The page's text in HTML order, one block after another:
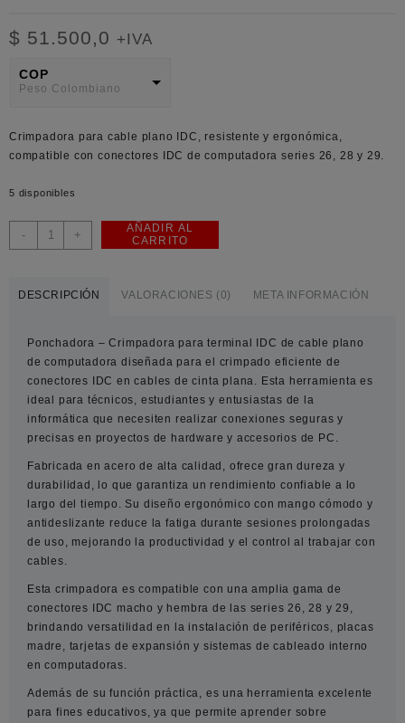
$ 51.500,0 +IVA
COP
Peso Colombiano
American Dollar
Crimpadora para cable plano IDC, resistente y ergonómica,
compatible con conectores IDC de computadora series 26, 28 y 29.
5 disponibles
-
Ponchadora
–
de
cable
plano
de
computadora
cantidad
+
AÑADIR AL
CARRITO
DESCRIPCIÓN VALORACIONES (0) META INFORMACIÓN
Ponchadora – Crimpadora para terminal IDC de cable plano
de computadora diseñada para el crimpado eficiente de
conectores IDC en cables de cinta plana. Esta herramienta es
ideal para técnicos, estudiantes y entusiastas de la
informática que necesiten realizar conexiones seguras y
precisas en proyectos de hardware y accesorios de PC.
Fabricada enacero de alta calidad
, ofrece gran dureza y
durabilidad, lo que garantiza un rendimiento confiable a lo
largo del tiempo. Su diseño ergonómico con mango cómodo y
antideslizante reduce la fatiga durante sesiones prolongadas
de uso, mejorando la productividad y el control al trabajar con
cables.
Esta crimpadora es compatible con una amplia gama de
conectores IDC macho y hembra de las series 26, 28 y 29
brindando versatilidad en la instalación de periféricos, placas
madre, tarjetas de expansión y sistemas de cableado interno
en computadoras.
Además de su función práctica, es una herramienta excelente
para fines educativos, ya que permite aprender sobre